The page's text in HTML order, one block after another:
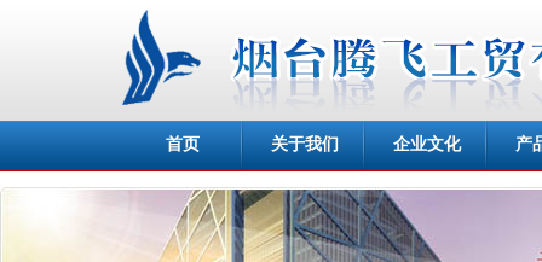
首页 关于我们 企业文化 产